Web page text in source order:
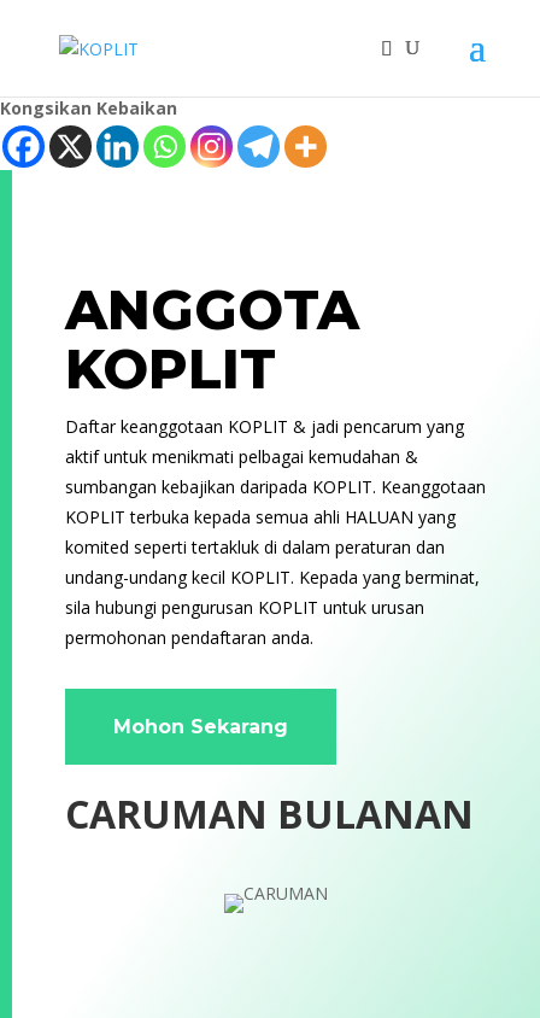
Kongsikan Kebaikan
ANGGOTA
KOPLIT
Daftar keanggotaan KOPLIT & jadi pencarum yang
aktif untuk menikmati pelbagai kemudahan &
sumbangan kebajikan daripada KOPLIT. Keanggotaan
KOPLIT terbuka kepada semua ahli HALUAN yang
komited seperti tertakluk di dalam peraturan dan
undang-undang kecil KOPLIT. Kepada yang berminat,
sila hubungi pengurusan KOPLIT untuk urusan
permohonan pendaftaran anda.
Mohon Sekarang
CARUMAN BULANAN